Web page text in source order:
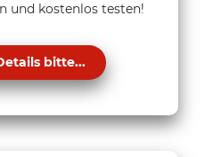
und kostenlos testen!
bitte...